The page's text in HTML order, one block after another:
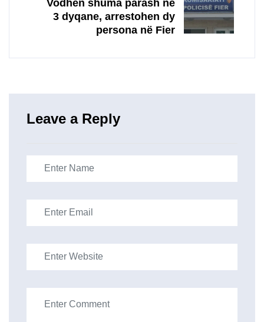
Vodhën shuma parash në
3 dyqane, arrestohen dy
persona në Fier
Leave a Reply